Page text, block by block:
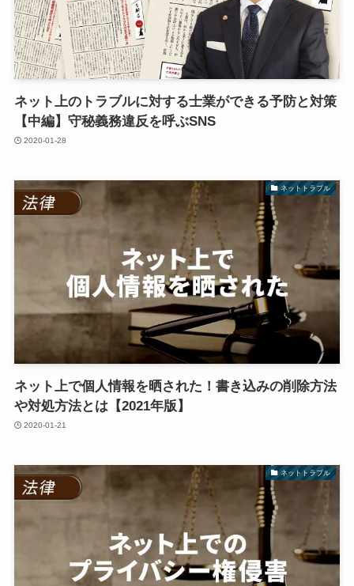
ネット上のトラブルに対する士業ができる予防と対策
【中編】守秘義務違反を呼ぶSNS
2020-01-28
ネットトラブル
ネット上で個人情報を晒された！書き込みの削除方法
や対処方法とは【2021年版】
2020-01-21
ネットトラブル